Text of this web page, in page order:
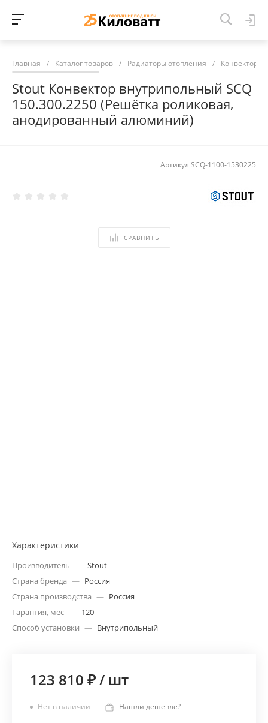
Главная / Каталог товаров / Радиаторы отопления / Конвекторы
Stout Конвектор внутрипольный SCQ
150.300.2250 (Решётка роликовая,
анодированный алюминий)
Артикул SCQ-1100-1530225
СРАВНИТЬ
Характеристики
Производитель — Stout
Страна бренда — Россия
Страна производства — Россия
Гарантия, мес — 120
Способ установки — Внутрипольный
123 810 ₽/ шт
Нет в наличии Нашли дешевле?